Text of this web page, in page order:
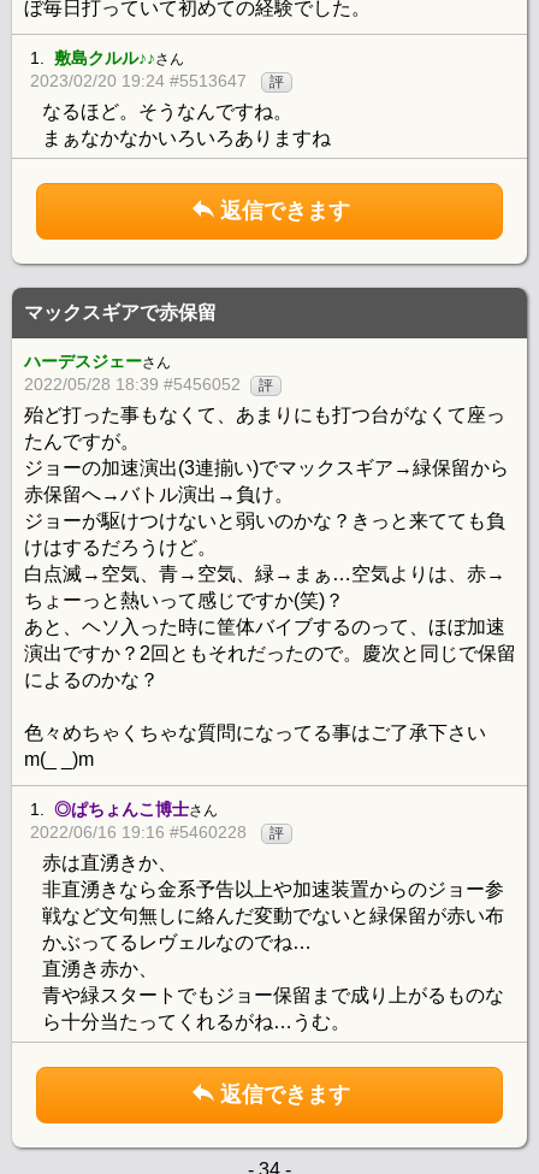
ぼ毎日打っていて初めての経験でした。
1. 敷島クルル♪♪さん
2023/02/20 19:24 #5513647 評
なるほど。そうなんですね。
まぁなかなかいろいろありますね
返信できます
マックスギアで赤保留
ハーデスジェーさん
2022/05/28 18:39 #5456052 評
殆ど打った事もなくて、あまりにも打つ台がなくて座っ
たんですが。
ジョーの加速演出(3連揃い)でマックスギア→緑保留から
赤保留へ→バトル演出→負け。
ジョーが駆けつけないと弱いのかな？きっと来てても負
けはするだろうけど。
白点滅→空気、青→空気、緑→まぁ…空気よりは、赤→
ちょーっと熱いって感じですか(笑)？
あと、ヘソ入った時に筐体バイブするのって、ほぼ加速
演出ですか？2回ともそれだったので。慶次と同じで保留
によるのかな？
色々めちゃくちゃな質問になってる事はご了承下さい
m(_ _)m
1. ◎ぱちょんこ博士さん
2022/06/16 19:16 #5460228 評
赤は直湧きか、
非直湧きなら金系予告以上や加速装置からのジョー参
戦など文句無しに絡んだ変動でないと緑保留が赤い布
かぶってるレヴェルなのでね…
直湧き赤か、
青や緑スタートでもジョー保留まで成り上がるものな
ら十分当たってくれるがね…うむ。
返信できます